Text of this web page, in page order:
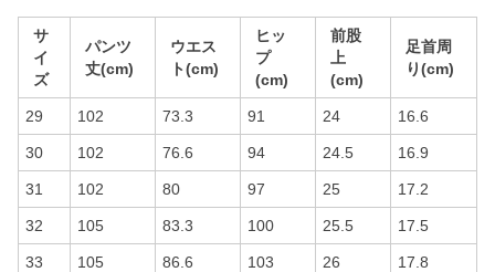
サ
イ
ズ
パンツ
丈(cm)
ウエス
ト(cm)
ヒッ
プ
(cm)
前股
上
(cm)
足首周
り(cm)
29 102 73.3 91 24 16.6
30 102 76.6 94 24.5 16.9
31 102 80 97 25 17.2
32 105 83.3 100 25.5 17.5
33 105 86.6 103 26 17.8